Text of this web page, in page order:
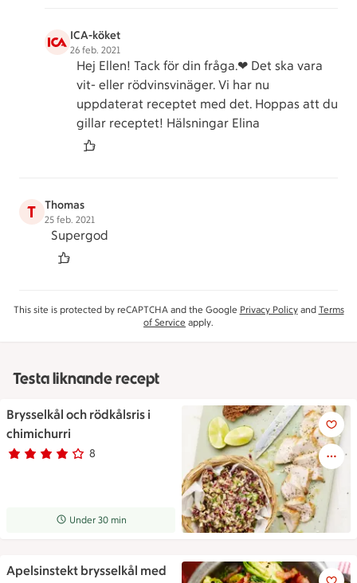
ICA-köket
26 feb. 2021
Hej Ellen! Tack för din fråga.❤ Det ska vara
vit- eller rödvinsvinäger. Vi har nu
uppdaterat receptet med det. Hoppas att du
gillar receptet! Hälsningar Elina
T Thomas
25 feb. 2021
Supergod
This site is protected by reCAPTCHA and the Google Privacy Policyand Terms
of Service apply.
Testa liknande recept
Brysselkål och rödkålsris i
chimichurri
Betyg 3.8 av 5. 8
8 personer har röstat
Receptet tar Under 30 min att tillaga
Under 30 min
Brysselkål och rödkålsris i
Apelsinstekt brysselkål med
Apelsinstekt brysselkål med